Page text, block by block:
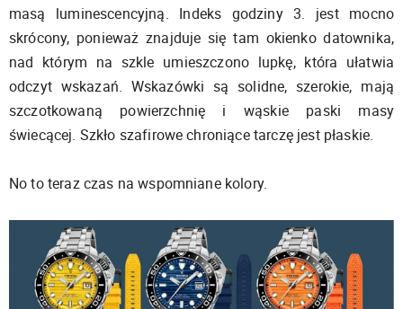
masą luminescencyjną. Indeks godziny 3. jest mocno
skrócony, ponieważ znajduje się tam okienko datownika,
nad którym na szkle umieszczono lupkę, która ułatwia
odczyt wskazań. Wskazówki są solidne, szerokie, mają
szczotkowaną powierzchnię i wąskie paski masy
świecącej. Szkło szafirowe chroniące tarczę jest płaskie.
No to teraz czas na wspomniane kolory.